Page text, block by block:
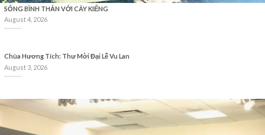
SỐNG BÌNH THẢN VỚI CÂY KIỂNG
August 4, 2026
Chùa Hương Tích: Thư Mời Đại Lễ Vu Lan
August 3, 2026